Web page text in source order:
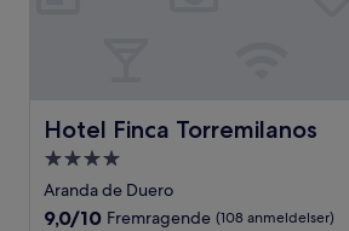
Hotel Finca Torremilanos
Hotel Finca Torremilanos
4.0-
stjernet
overnatningssted
Aranda de Duero
9.0
9,0/10 Fremragende (108 anmeldelser)